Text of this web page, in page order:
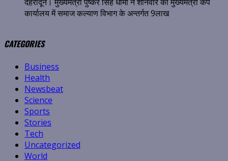
कार्यालय में समाज कल्याण विभाग के अन्तर्गत 9लाख
CATEGORIES
Business
Health
Newsbeat
Science
Sports
Stories
Tech
Uncategorized
World